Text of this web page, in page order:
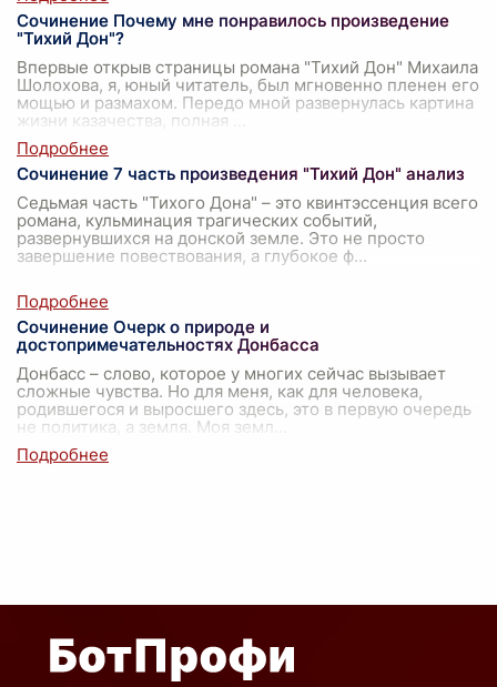
Сочинение Почему мне понравилось произведение
"Тихий Дон"?
Впервые открыв страницы романа "Тихий Дон" Михаила
Шолохова, я, юный читатель, был мгновенно пленен его
мощью и размахом. Передо мной развернулась картина
жизни казачества, полная
Сочинение 7 часть произведения "Тихий Дон" анализ
Седьмая часть "Тихого Дона" – это квинтэссенция всего
романа, кульминация трагических событий,
развернувшихся на донской земле. Это не просто
завершение повествования, а глубокое ф...
Сочинение Очерк о природе и
достопримечательностях Донбасса
Донбасс – слово, которое у многих сейчас вызывает
сложные чувства. Но для меня, как для человека,
родившегося и выросшего здесь, это в первую очередь
не политика, а земля. Моя земл